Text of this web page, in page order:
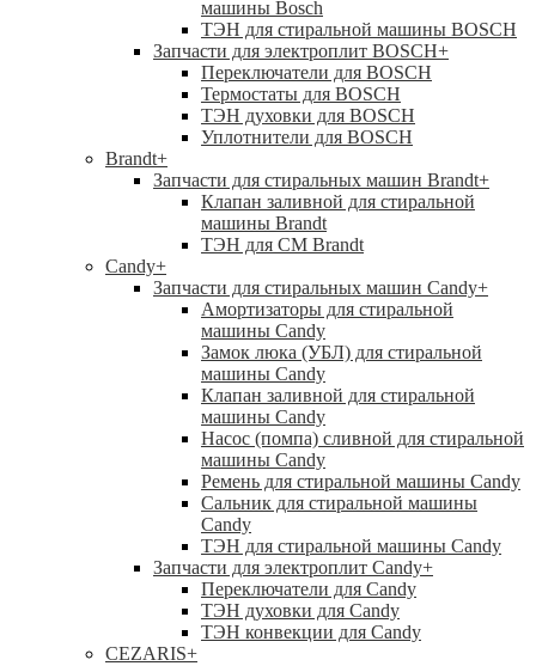
машины Bosch
ТЭН для стиральной машины BOSCH
Запчасти для электроплит BOSCH+
Переключатели для BOSCH
Термостаты для BOSCH
ТЭН духовки для BOSCH
Уплотнители для BOSCH
Brandt+
Запчасти для стиральных машин Brandt+
Клапан заливной для стиральной
машины Brandt
ТЭН для СМ Brandt
Candy+
Запчасти для стиральных машин Candy+
Амортизаторы для стиральной
машины Candy
Замок люка (УБЛ) для стиральной
машины Candy
Клапан заливной для стиральной
машины Candy
Насос (помпа) сливной для стиральной
машины Candy
Ремень для стиральной машины Candy
Сальник для стиральной машины
Candy
ТЭН для стиральной машины Candy
Запчасти для электроплит Candy+
Переключатели для Candy
ТЭН духовки для Candy
ТЭН конвекции для Candy
CEZARIS+